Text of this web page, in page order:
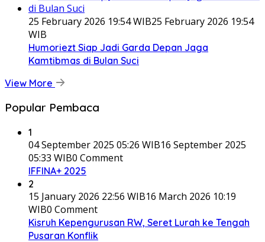
25 February 2026 19:54 WIB25 February 2026 19:54
WIB
Humoriezt Siap Jadi Garda Depan Jaga
Kamtibmas di Bulan Suci
View More
Popular Pembaca
1
04 September 2025 05:26 WIB16 September 2025
05:33 WIB0 Comment
IFFINA+ 2025
2
15 January 2026 22:56 WIB16 March 2026 10:19
WIB0 Comment
Kisruh Kepengurusan RW, Seret Lurah ke Tengah
Pusaran Konflik